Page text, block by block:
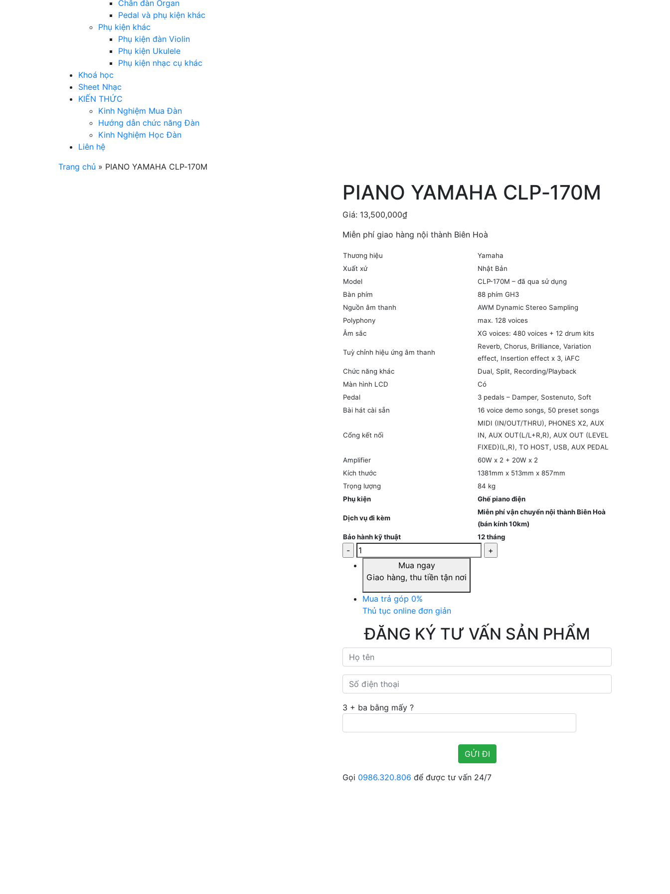
Chân đàn Organ
Pedal và phụ kiện khác
Phụ kiện khác
Phụ kiện đàn Violin
Phụ kiện Ukulele
Phụ kiện nhạc cụ khác
Khoá học
Sheet Nhạc
KIẾN THỨC
Kinh Nghiệm Mua Đàn
Hướng dẫn chức năng Đàn
Kinh Nghiệm Học Đàn
Liên hệ
Trang chủ » PIANO YAMAHA CLP‑170M
PIANO YAMAHA CLP‑170M
Giá: 13,500,000₫
Miễn phí giao hàng nội thành Biên Hoà
Thương hiệu
Yamaha
Xuất xứ
Nhật Bản
Model
CLP-170M – đã qua sử dụng
Bàn phím
88 phím GH3
Nguồn âm thanh
AWM Dynamic Stereo Sampling
Polyphony
max. 128 voices
Âm sắc
XG voices: 480 voices + 12 drum kits
Tuỳ chỉnh hiệu ứng âm thanh
Reverb, Chorus, Brilliance, Variation
effect, Insertion effect x 3, iAFC
Chức năng khác
Dual, Split, Recording/Playback
Màn hình LCD
Có
Pedal
3 pedals – Damper, Sostenuto, Soft
Bài hát cài sẵn
16 voice demo songs, 50 preset songs
Cổng kết nối
MIDI (IN/OUT/THRU), PHONES X2, AUX
IN, AUX OUT(L/L+R,R), AUX OUT (LEVEL
FIXED)(L,R), TO HOST, USB, AUX PEDAL
Amplifier
60W x 2 + 20W x 2
Kích thước
1381mm x 513mm x 857mm
Trọng lượng
84 kg
Phụ kiện
Ghế piano điện
Dịch vụ đi kèm
Miễn phí vận chuyển nội thành Biên Hoà
(bán kính 10km)
Bảo hành kỹ thuật
12 tháng
Mua ngay
Giao hàng, thu tiền tận nơi
Mua trả góp 0%
Thủ tục online đơn giản
ĐĂNG KÝ TƯ VẤN SẢN PHẨM
3 + ba bằng mấy ?
Gọi 0986.320.806 để được tư vấn 24/7